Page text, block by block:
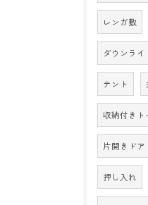
レンガ敷
ダウンライ
テント
収納付きト
片開きドア
押し入れ